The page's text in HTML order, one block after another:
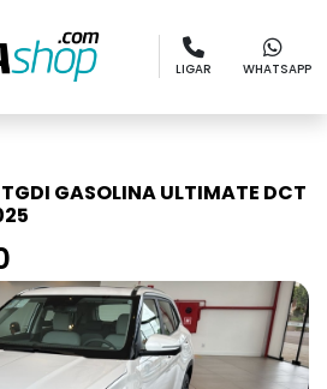
LIGAR WHATSAPP
GASOLINA ULTIMATE DCT